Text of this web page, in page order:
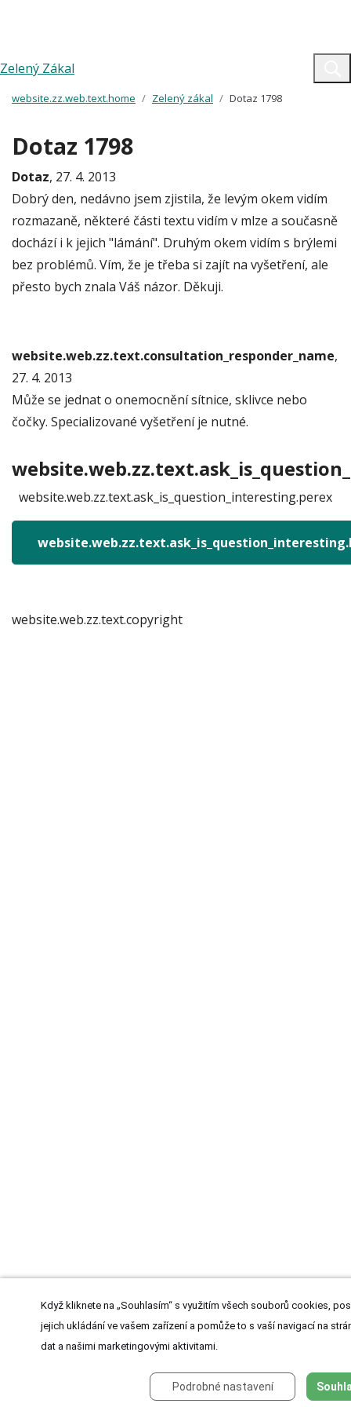
Zelený Zákal
website.zz.web.text.home Zelený zákal Dotaz 1798
Dotaz 1798
Dotaz, 27. 4. 2013
Dobrý den, nedávno jsem zjistila, že levým okem vidím
rozmazaně, některé části textu vidím v mlze a současně
dochází i k jejich "lámání". Druhým okem vidím s brýlemi
bez problémů. Vím, že je třeba si zajít na vyšetření, ale
přesto bych znala Váš názor. Děkuji.
website.web.zz.text.consultation_responder_name,
27. 4. 2013
Může se jednat o onemocnění sítnice, sklivce nebo
čočky. Specializované vyšetření je nutné.
website.web.zz.text.ask_is_question_interesting.perex
website.web.zz.text.copyright
Když kliknete na „Souhlasím“ s využitím všech souborů cookies,
jejich ukládání ve vašem zařízení a pomůže to s vaší navigací na
dat a našimi marketingovými aktivitami.
Podrobné nastavení